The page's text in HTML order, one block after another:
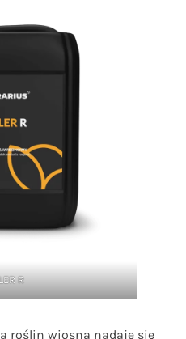
R
roślin wiosną nadaje się